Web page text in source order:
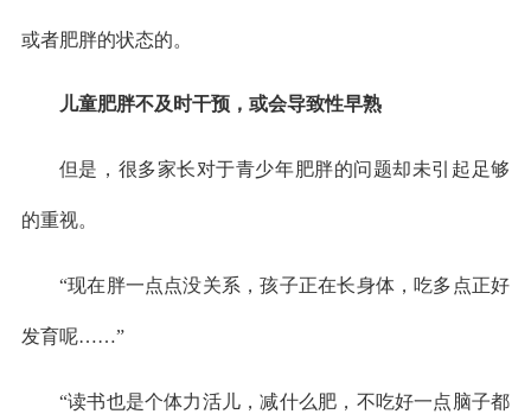
或者肥胖的状态的。
儿童肥胖不及时干预，或会导致性早熟
但是，很多家长对于青少年肥胖的问题却未引起足够
的重视。
“现在胖一点点没关系，孩子正在长身体，吃多点正好
发育呢……”
“读书也是个体力活儿，减什么肥，不吃好一点脑子都